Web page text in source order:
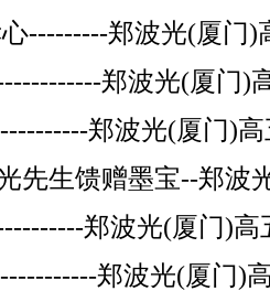
---------郑波光(厦门)
郑波光(厦门)
郑波光(厦门)
先生馈赠墨宝--郑波
郑波光(厦门)
郑波光(厦门)